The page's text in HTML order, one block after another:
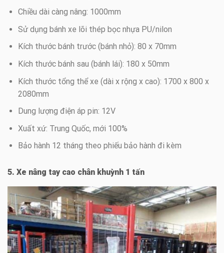
Chiều dài càng nâng: 1000mm
Sử dụng bánh xe lõi thép bọc nhựa PU/nilon
Kích thước bánh trước (bánh nhỏ): 80 x 70mm
Kích thước bánh sau (bánh lái): 180 x 50mm
Kích thước tổng thể xe (dài x rộng x cao): 1700 x 800 x
2080mm
Dung lượng điện áp pin: 12V
Xuất xứ: Trung Quốc, mới 100%
Bảo hành 12 tháng theo phiếu bảo hành đi kèm
5. Xe nâng tay cao chân khuỳnh 1 tấn